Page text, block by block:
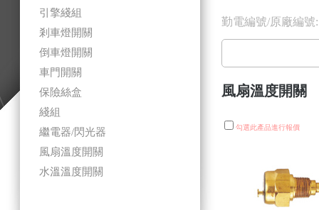
引擎綫組
剎車燈開關
倒車燈開關
車門開關
保險絲盒
綫組
繼電器/閃光器
風扇溫度開關
水溫溫度開關
勤電編號/原廠編號:
風扇溫度開關
勾選此產品進行報價